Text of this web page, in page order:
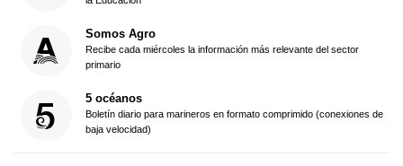
Somos Agro
Recibe cada miércoles la información más relevante del sector
primario
5 océanos
Boletín diario para marineros en formato comprimido (conexiones de
baja velocidad)